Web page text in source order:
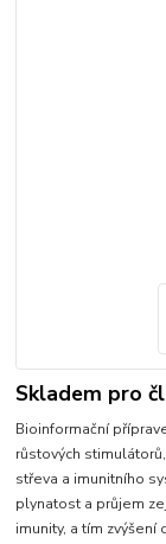
Skladem pro
Bioinformační
růstových
střeva a imunitního
plynatost a průjem
imunity, a tím zvýšení